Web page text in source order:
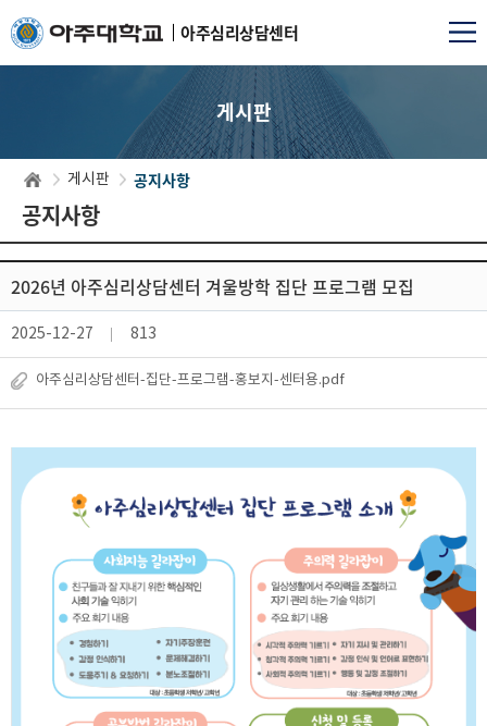
아주심리상담센터
게시판
게시판 공지사항
공지사항
2026년 아주심리상담센터 겨울방학 집단 프로그램 모집
2025-12-27 813
아주심리상담센터-집단-프로그램-홍보지-센터용.pdf